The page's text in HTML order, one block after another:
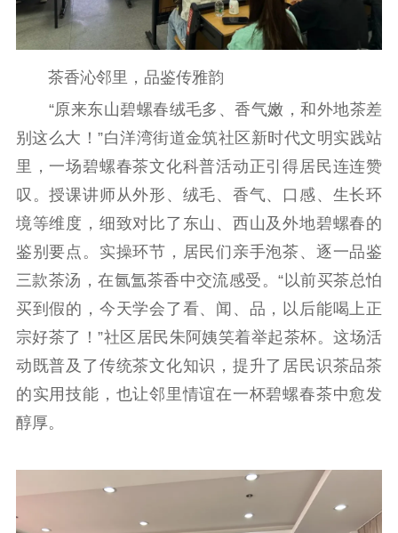
茶香沁邻里，品鉴传雅韵
“原来东山碧螺春绒毛多、香气嫩，和外地茶差
别这么大！”白洋湾街道金筑社区新时代文明实践站
里，一场碧螺春茶文化科普活动正引得居民连连赞
叹。授课讲师从外形、绒毛、香气、口感、生长环
境等维度，细致对比了东山、西山及外地碧螺春的
鉴别要点。实操环节，居民们亲手泡茶、逐一品鉴
三款茶汤，在氤氲茶香中交流感受。“以前买茶总怕
买到假的，今天学会了看、闻、品，以后能喝上正
宗好茶了！”社区居民朱阿姨笑着举起茶杯。这场活
动既普及了传统茶文化知识，提升了居民识茶品茶
的实用技能，也让邻里情谊在一杯碧螺春茶中愈发
醇厚。